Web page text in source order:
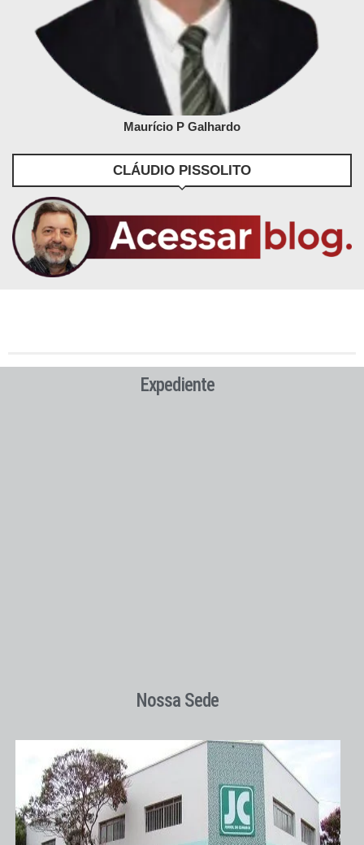
Maurício P Galhardo
CLÁUDIO PISSOLITO
Expediente
Nossa Sede